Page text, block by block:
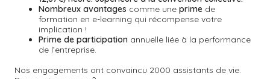
Nombreux avantages comme une prime de
formation en e-learning qui récompense votre
implication !
Prime de participation annuelle liée à la performance
de l’entreprise.
Nos engagements ont convaincu 2000 assistants de vie.